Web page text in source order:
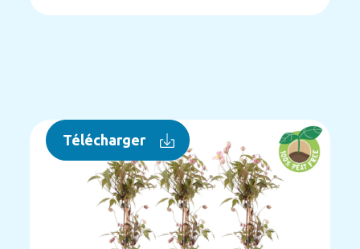
Télécharger